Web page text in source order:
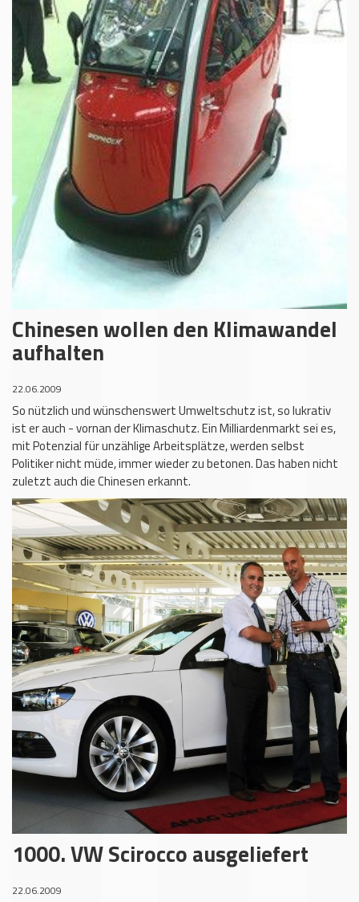
Chinesen wollen den Klimawandel
aufhalten
22.06.2009
So nützlich und wünschenswert Umweltschutz ist, so lukrativ
ist er auch - vornan der Klimaschutz. Ein Milliardenmarkt sei es,
mit Potenzial für unzählige Arbeitsplätze, werden selbst
Politiker nicht müde, immer wieder zu betonen. Das haben nicht
zuletzt auch die Chinesen erkannt.
1000. VW Scirocco ausgeliefert
22.06.2009